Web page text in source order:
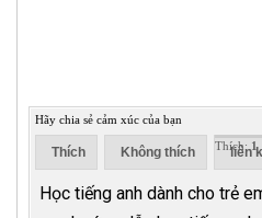
Hãy chia sẻ cảm xúc của bạn
Thích Không thích liên
Thích: 1
Học tiếng anh dành cho trẻ